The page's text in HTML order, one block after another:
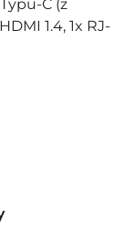
C (z
1.4, 1x RJ-